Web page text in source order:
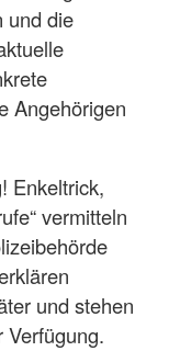
und die
Angehörigen
Enkeltrick,
vermitteln
und stehen
Verfügung.